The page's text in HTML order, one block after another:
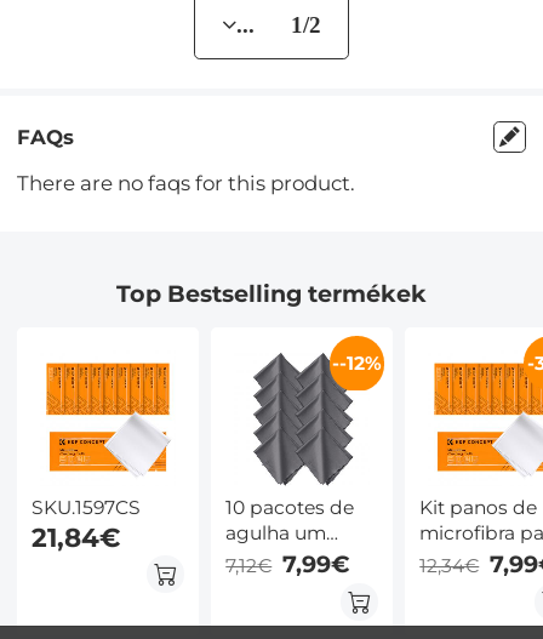
... 1/2
FAQs
There are no faqs for this product.
Top Bestselling termékek
SKU.1597CS
21,84€
--12%
10 pacotes de
agulha um
pano de
limpeza cinza
7,12€ 7,99€
-
Kit panos de
microfibra
limpeza de
lentes
12,34€